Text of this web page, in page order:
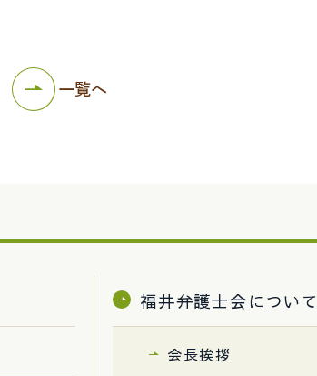
一覧へ
福井弁護士会について
会長挨拶